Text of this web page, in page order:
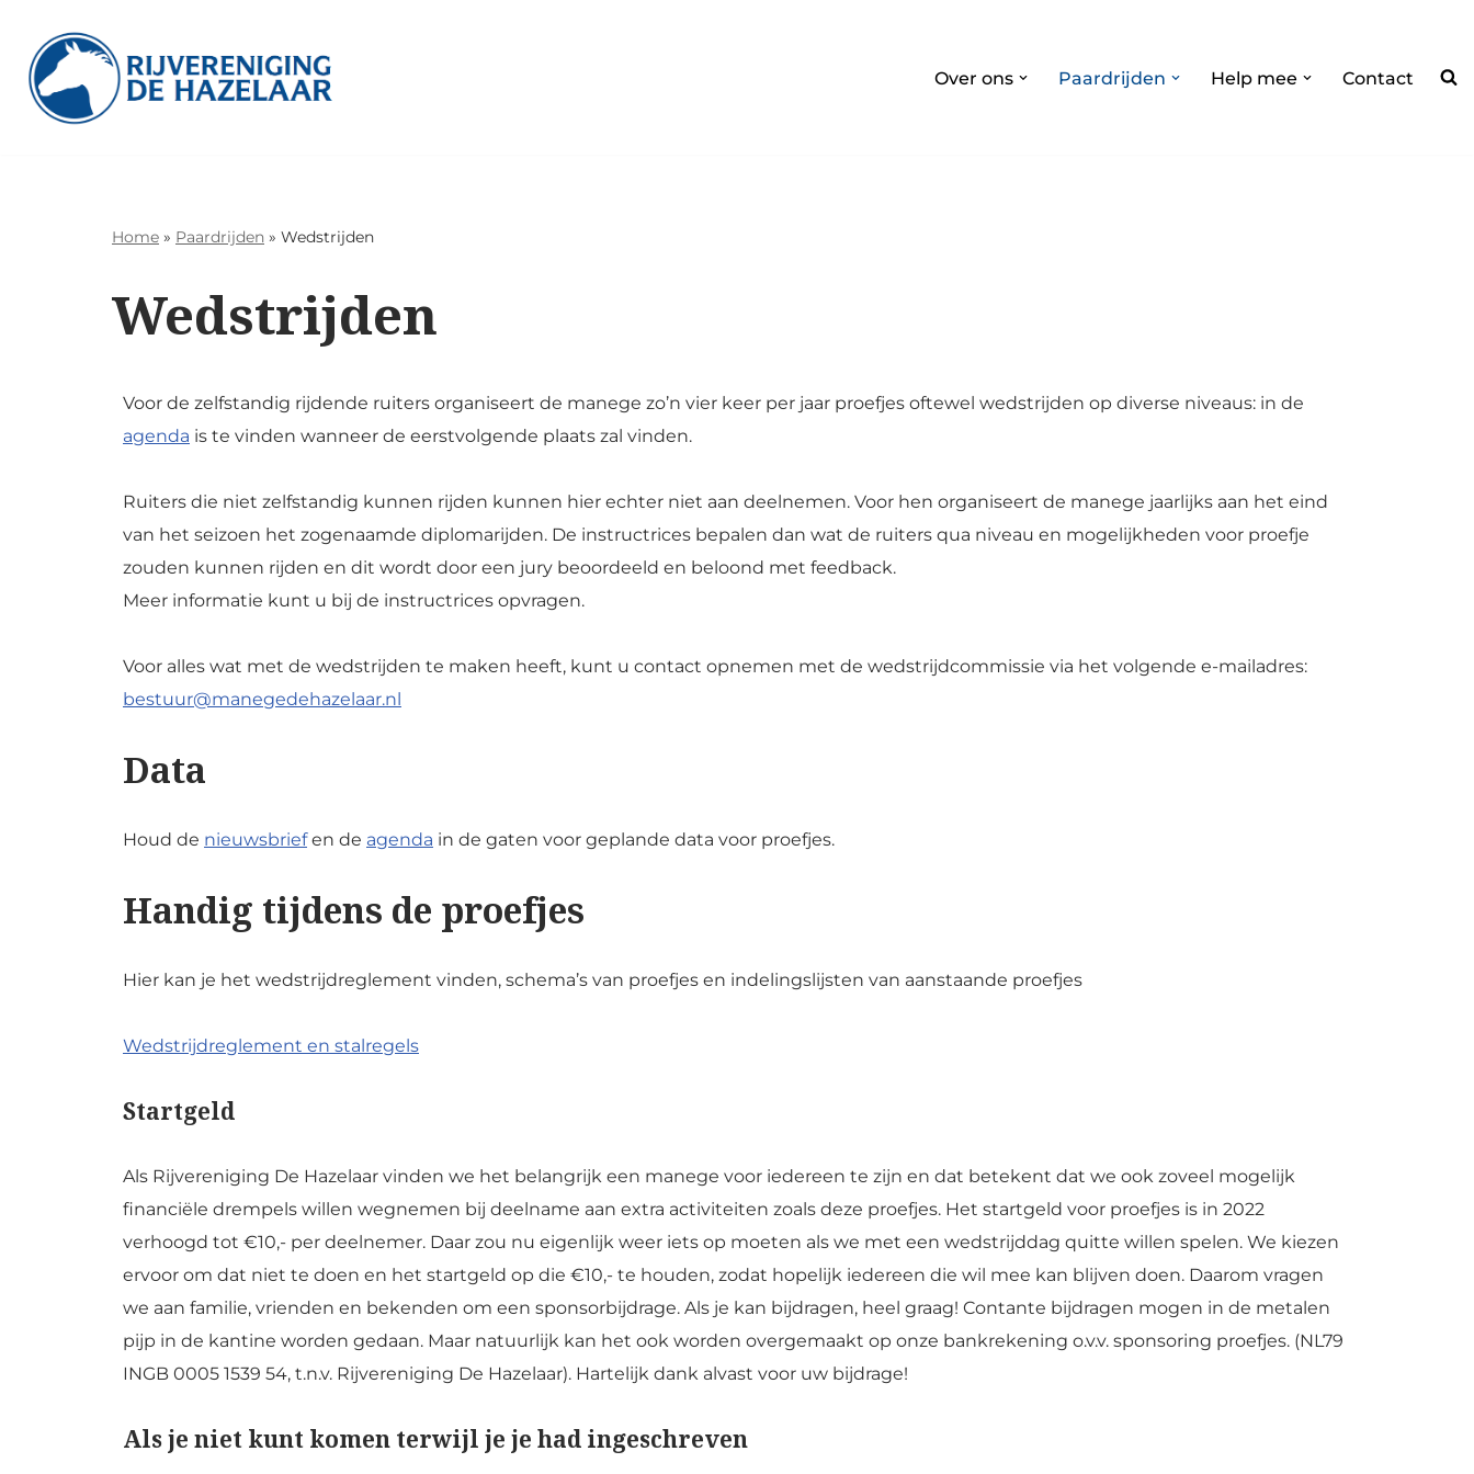
Ga
naar
Over ons Paardrijden Help mee Contact
Home » Paardrijden » Wedstrijden
Wedstrijden
Voor de zelfstandig rijdende ruiters organiseert de manege zo’n vier keer per jaar proefjes oftewel wedstrijden op diverse niveaus: in de
agenda is te vinden wanneer de eerstvolgende plaats zal vinden.
Ruiters die niet zelfstandig kunnen rijden kunnen hier echter niet aan deelnemen. Voor hen organiseert de manege jaarlijks aan het eind
van het seizoen het zogenaamde diplomarijden. De instructrices bepalen dan wat de ruiters qua niveau en mogelijkheden voor proefje
zouden kunnen rijden en dit wordt door een jury beoordeeld en beloond met feedback.
Meer informatie kunt u bij de instructrices opvragen.
Voor alles wat met de wedstrijden te maken heeft, kunt u contact opnemen met de wedstrijdcommissie via het volgende e-mailadres:
bestuur@manegedehazelaar.nl
Data
Houd de nieuwsbriefen de agenda in de gaten voor geplande data voor proefjes.
Handig tijdens de proefjes
Hier kan je het wedstrijdreglement vinden, schema’s van proefjes en indelingslijsten van aanstaande proefjes
Wedstrijdreglement en stalregels
Startgeld
Als Rijvereniging De Hazelaar vinden we het belangrijk een manege voor iedereen te zijn en dat betekent dat we ook zoveel mogelijk
financiële drempels willen wegnemen bij deelname aan extra activiteiten zoals deze proefjes. Het startgeld voor proefjes is in 2022
verhoogd tot €10,- per deelnemer. Daar zou nu eigenlijk weer iets op moeten als we met een wedstrijddag quitte willen spelen. We kiezen
ervoor om dat niet te doen en het startgeld op die €10,- te houden, zodat hopelijk iedereen die wil mee kan blijven doen. Daarom vragen
we aan familie, vrienden en bekenden om een sponsorbijdrage. Als je kan bijdragen, heel graag! Contante bijdragen mogen in de metalen
pijp in de kantine worden gedaan. Maar natuurlijk kan het ook worden overgemaakt op onze bankrekening o.v.v. sponsoring proefjes. (NL79
INGB 0005 1539 54, t.n.v. Rijvereniging De Hazelaar). Hartelijk dank alvast voor uw bijdrage!
Als je niet kunt komen terwijl je je had ingeschreven